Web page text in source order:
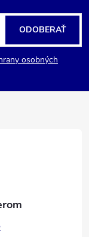
osobných
ODOBERAŤ